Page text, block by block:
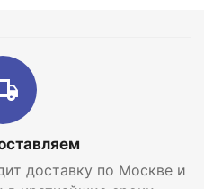
мм, но при этом в
с межосевым
Секции соединены
систем и
доставку по Москве и